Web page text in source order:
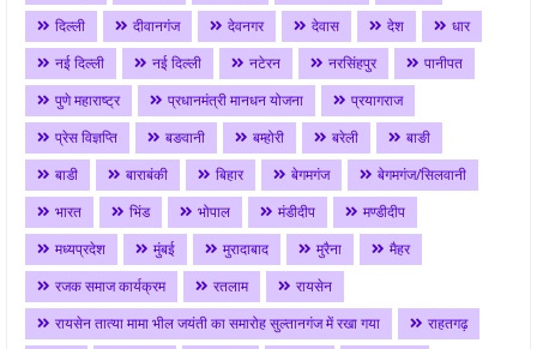
दिल्ली
दीवानगंज देवनगर देवास देश
धार
नई दिल्ली
नई दिल्ली नटेरन नरसिंहपुर
पानीपत
पुणे महाराष्ट्र
प्रधानमंत्री मानधन योजना
प्रयागराज
प्रेस विज्ञप्ति
बङवानी बम्होरी बरेली
बाङी
बाडी
बाराबंकी बिहार बेगमगंज
बेगमगंज/सिलवानी
भारत
भिंड भोपाल मंडीदीप
मण्डीदीप
मध्यप्रदेश
मुंबई मुरादाबाद मुरैना
मैहर
रजक समाज कार्यक्रम
रतलाम
रायसेन
रायसेन तात्या मामा भील जयंती का समारोह सुल्तानगंज में रखा गया
राहतगढ़